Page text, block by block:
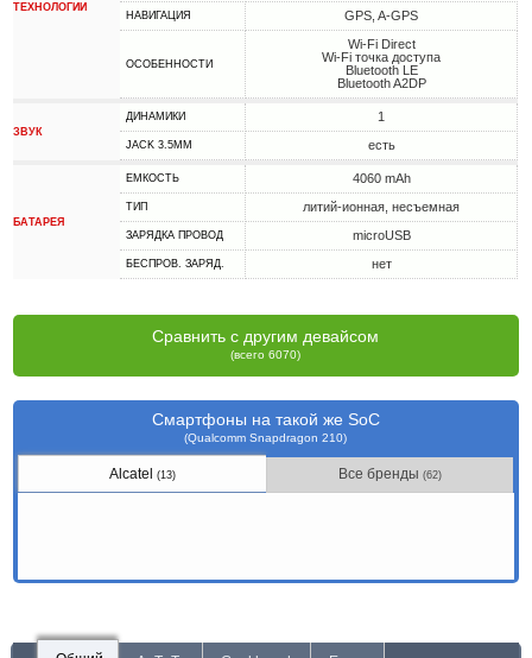
ТЕХНОЛОГИИ
НАВИГАЦИЯ GPS, A-GPS
ОСОБЕННОСТИ
Wi-Fi Direct
Wi-Fi точка доступа
Bluetooth LE
Bluetooth A2DP
ЗВУК
ДИНАМИКИ 1
JACK 3.5MM есть
БАТАРЕЯ
ЕМКОСТЬ 4060 mAh
ТИП литий-ионная, несъемная
ЗАРЯДКА ПРОВОД microUSB
БЕСПРОВ. ЗАРЯД. нет
Сравнить с другим девайсом
(всего 6070)
Смартфоны на такой же SoC
(Qualcomm Snapdragon 210)
Alcatel(13) Все бренды(62)